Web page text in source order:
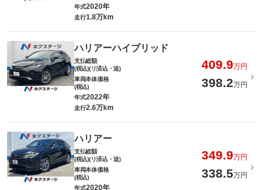
年式2020年
走行1.8万km
ハリアーハイブリッド
支払総額
(税込)(リ済込・追)
409.9万円
車両本体価格
(税込)
398.2万円
年式2022年
走行2.6万km
ハリアー
支払総額
(税込)(リ済込・追)
349.9万円
車両本体価格
(税込)
338.5万円
年式2020年